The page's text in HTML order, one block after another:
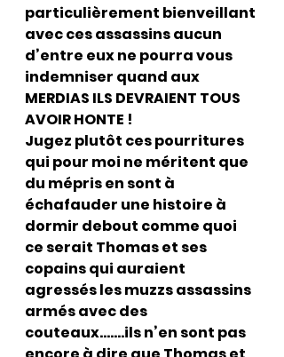
particulièrement bienveillant
avec ces assassins aucun
d’entre eux ne pourra vous
indemniser quand aux
MERDIAS ILS DEVRAIENT TOUS
AVOIR HONTE !
Jugez plutôt ces pourritures
qui pour moi ne méritent que
du mépris en sont à
échafauder une histoire à
dormir debout comme quoi
ce serait Thomas et ses
copains qui auraient
agressés les muzzs assassins
armés avec des
couteaux…….ils n’en sont pas